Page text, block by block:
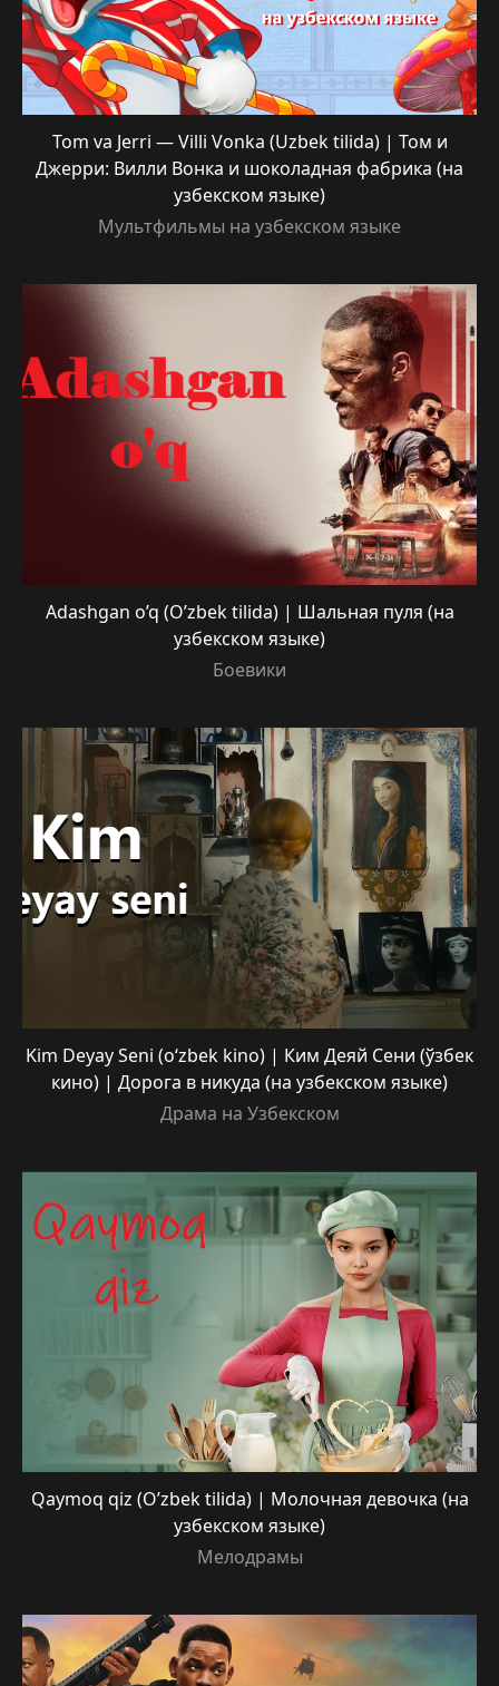
Tom va Jerri — Villi Vonka (Uzbek tilida) | Том и
Джерри: Вилли Вонка и шоколадная фабрика (на
узбекском языке)
Мультфильмы на узбекском языке
Adashgan o’q (O’zbek tilida) | Шальная пуля (на
узбекском языке)
Боевики
Kim Deyay Seni (o‘zbek kino) | Ким Деяй Сени (ўзбек
кино) | Дорога в никуда (на узбекском языке)
Драма на Узбекском
Qaymoq qiz (O’zbek tilida) | Молочная девочка (на
узбекском языке)
Мелодрамы